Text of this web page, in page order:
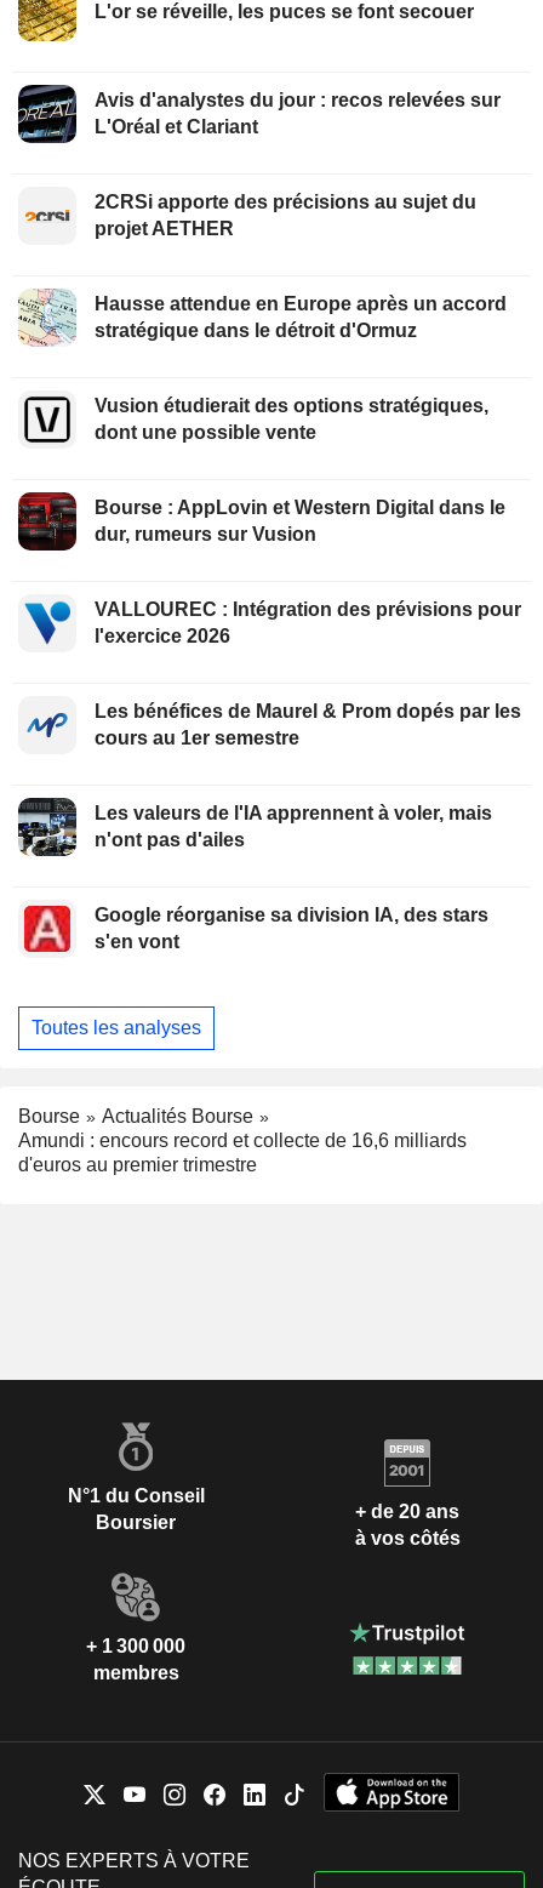
L'or se réveille, les puces se font secouer
Avis d'analystes du jour : recos relevées sur
L'Oréal et Clariant
2CRSi apporte des précisions au sujet du
projet AETHER
Hausse attendue en Europe après un accord
stratégique dans le détroit d'Ormuz
Vusion étudierait des options stratégiques,
dont une possible vente
Bourse : AppLovin et Western Digital dans le
dur, rumeurs sur Vusion
VALLOUREC : Intégration des prévisions pour
l'exercice 2026
Les bénéfices de Maurel & Prom dopés par les
cours au 1er semestre
Les valeurs de l'IA apprennent à voler, mais
n'ont pas d'ailes
Google réorganise sa division IA, des stars
s'en vont
Toutes les analyses
Bourse
Actualités Bourse
Amundi : encours record et collecte de 16,6 milliards
d'euros au premier trimestre
N°1 du Conseil
Boursier
+ de 20 ans
à vos côtés
+ 1 300 000
membres
NOS EXPERTS À VOTRE